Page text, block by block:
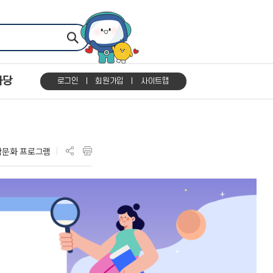
당 로그인 회원가입 사이트맵
화 프로그램